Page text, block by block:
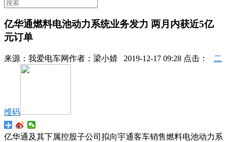
亿华通燃料电池动力系统业务发力 两月内获近5亿
元订单
来源： 我爱电车网作者： 梁小婧 2019-12-17 09:28 点击： 二
维码
亿华通及其下属控股子公司拟向宇通客车销售燃料电池动力系